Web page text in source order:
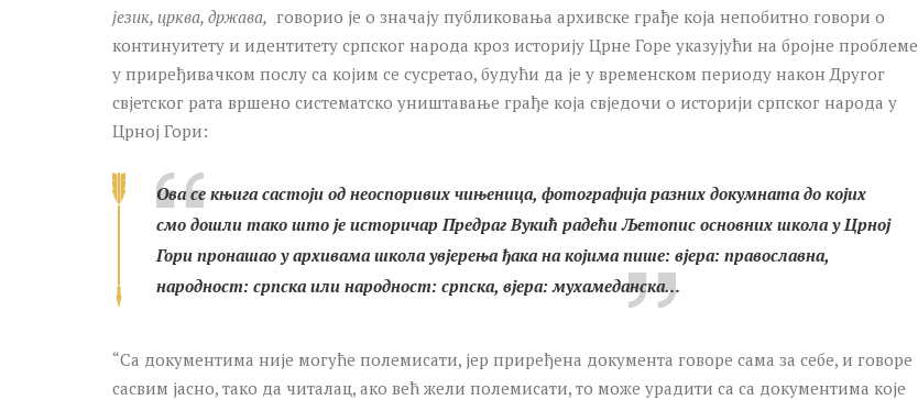
језик, црква, држава, говорио је о значају публиковања архивске грађе која непобитно говори о
континуитету и идентитету српског народа кроз историју Црне Горе указујући на бројне проблеме
у приређивачком послу са којим се сусретао, будући да је у временском периоду након Другог
свјетског рата вршено систематско уништавање грађе која свједочи о историји српског народа у
Црној Гори:
Ова се књига састоји од неоспоривих чињеница, фотографија разних докумната до којих
смо дошли тако што је историчар Предраг Вукић радећиЉетопис основних школа у Црној
Гори пронашао у архивама школа увјерења ђака на којима пише: вјера: православна,
народност: српска или народност: српска, вјера: мухамеданска…
“Са документима није могуће полемисати, јер приређена документа говоре сама за себе, и говоре
сасвим јасно, тако да читалац, ако већ жели полемисати, то може урадити са са документима које